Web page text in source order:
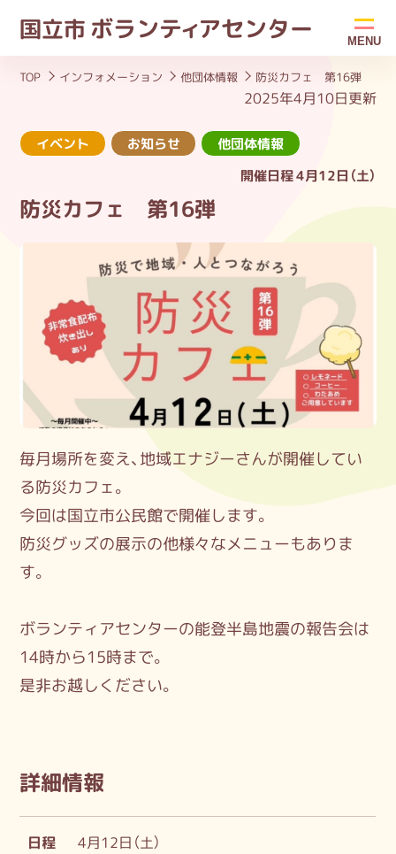
国立市 ボランティアセンター MENU
TOP インフォメーション 他団体情報 防災カフェ 第16弾
2025年4月10日更新
イベント お知らせ
他団体情報
開催日程4月12日（土）
防災カフェ 第16弾
毎月場所を変え、地域エナジーさんが開催してい
る防災カフェ。
今回は国立市公民館で開催します。
防災グッズの展示の他様々なメニューもありま
す。
ボランティアセンターの能登半島地震の報告会は
14時から15時まで。
是非お越しください。
詳細情報
日程 4月12日（土）